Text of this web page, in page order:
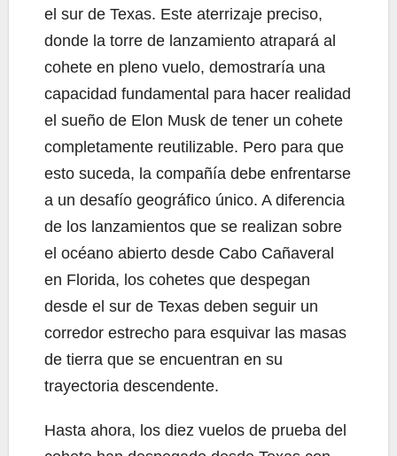
el sur de Texas. Este aterrizaje preciso,
donde la torre de lanzamiento atrapará al
cohete en pleno vuelo, demostraría una
capacidad fundamental para hacer realidad
el sueño de Elon Musk de tener un cohete
completamente reutilizable. Pero para que
esto suceda, la compañía debe enfrentarse
a un desafío geográfico único. A diferencia
de los lanzamientos que se realizan sobre
el océano abierto desde Cabo Cañaveral
en Florida, los cohetes que despegan
desde el sur de Texas deben seguir un
corredor estrecho para esquivar las masas
de tierra que se encuentran en su
trayectoria descendente.
Hasta ahora, los diez vuelos de prueba del